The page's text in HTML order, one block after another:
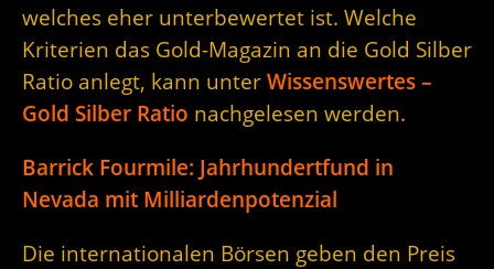
welches eher unterbewertet ist. Welche
Kriterien das Gold-Magazin an die Gold Silber
Ratio anlegt, kann unter Wissenswertes –
Gold Silber Ratio nachgelesen werden.
Barrick Fourmile: Jahrhundertfund in
Nevada mit Milliardenpotenzial
Die internationalen Börsen geben den Preis